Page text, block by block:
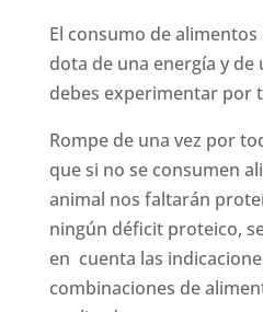
El consumo de
dota de una energía y de
debes experimentar por
Rompe de una vez por
que si no se consumen
animal nos faltarán
ningún déficit proteico,
en cuenta las
combinaciones de